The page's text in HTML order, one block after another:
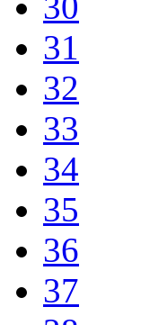
31
32
33
34
35
36
37